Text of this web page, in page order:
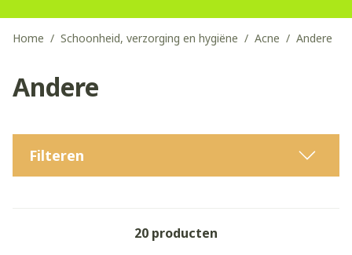
Home / Schoonheid, verzorging en hygiëne / Acne / Andere
Andere
Filteren
20 producten